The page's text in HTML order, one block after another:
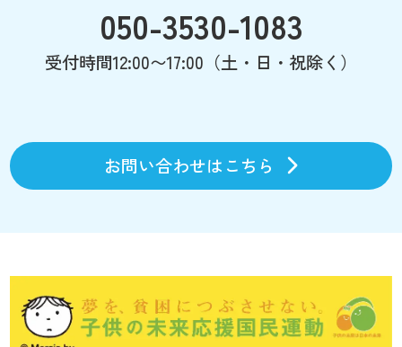
050-3530-1083
受付時間12:00〜17:00（土・日・祝除く）
お問い合わせはこちら